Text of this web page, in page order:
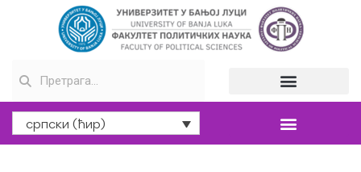
српски (ћир)